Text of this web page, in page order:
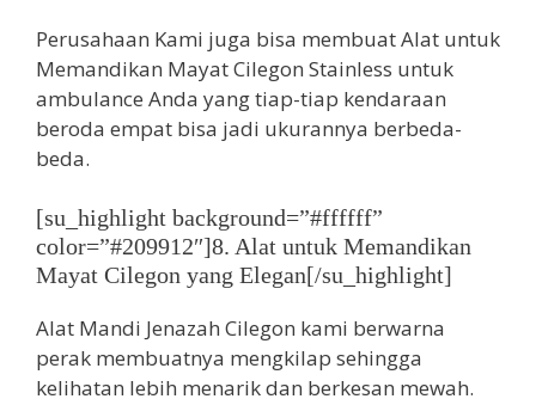
Perusahaan Kami juga bisa membuat Alat untuk
Memandikan Mayat Cilegon Stainless untuk
ambulance Anda yang tiap-tiap kendaraan
beroda empat bisa jadi ukurannya berbeda-
beda.
[su_highlight background=”#ffffff”
color=”#209912″]8. Alat untuk Memandikan
Mayat Cilegon yang Elegan[/su_highlight]
Alat Mandi Jenazah Cilegon kami berwarna
perak membuatnya mengkilap sehingga
kelihatan lebih menarik dan berkesan mewah.